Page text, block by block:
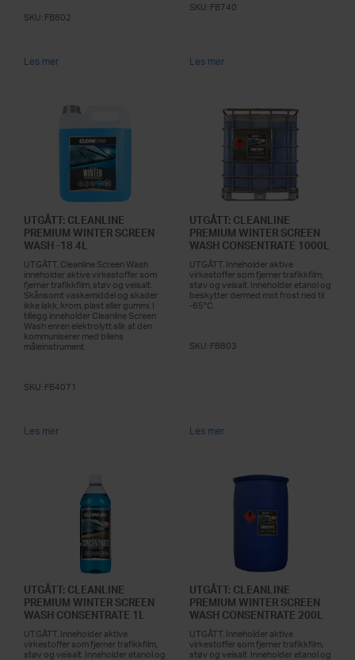
SKU: FB802
Les mer
SKU: FB740
Les mer
UTGÅTT: CLEANLINE
PREMIUM WINTER SCREEN
WASH -18 4L
UTGÅTT. Cleanline Screen Wash
inneholder aktive virkestoffer som
fjerner trafikkfilm, støv og veisalt.
Skånsomt vaskemiddel og skader
ikke lakk, krom, plast eller gummi. I
tillegg inneholder Cleanline Screen
Wash enren elektrolytt slik at den
kommuniserer med bilens
måleinstrument.
SKU: FB4071
Les mer
UTGÅTT: CLEANLINE
PREMIUM WINTER SCREEN
WASH CONSENTRATE 1000L
UTGÅTT. Inneholder aktive
virkestoffer som fjerner trafikkfilm,
støv og veisalt. Inneholder etanol og
beskytter dermed mot frost ned til
-65°C.
SKU: FB803
Les mer
UTGÅTT: CLEANLINE
PREMIUM WINTER SCREEN
WASH CONSENTRATE 1L
UTGÅTT. Inneholder aktive
virkestoffer som fjerner trafikkfilm,
støv og veisalt. Inneholder etanol og
UTGÅTT: CLEANLINE
PREMIUM WINTER SCREEN
WASH CONSENTRATE 200L
UTGÅTT. Inneholder aktive
virkestoffer som fjerner trafikkfilm,
støv og veisalt. Inneholder etanol og